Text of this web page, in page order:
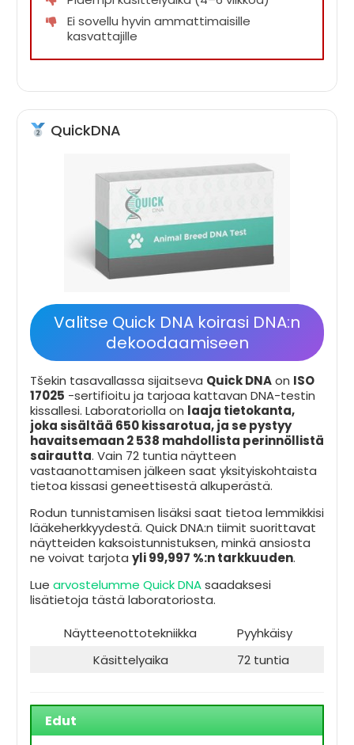
Ei sovellu hyvin ammattimaisille
kasvattajille
QuickDNA
Valitse Quick DNA koirasi DNA:n
dekoodaamiseen
Tšekin tasavallassa sijaitseva Quick DNAon ISO
17025 -sertifioitu ja tarjoaa kattavan DNA-testin
kissallesi. Laboratoriolla on laaja tietokanta,
joka sisältää 650 kissarotua, ja se pystyy
havaitsemaan 2 538 mahdollista perinnöllistä
sairautta. Vain 72 tuntia näytteen
vastaanottamisen jälkeen saat yksityiskohtaista
tietoa kissasi geneettisestä alkuperästä.
Rodun tunnistamisen lisäksi saat tietoa lemmikkisi
lääkeherkkyydestä. Quick DNA:n tiimit suorittavat
näytteiden kaksoistunnistuksen, minkä ansiosta
ne voivat tarjota yli 99,997 %:n tarkkuuden.
Lue arvostelumme Quick DNAsaadaksesi
lisätietoja tästä laboratoriosta.
Näytteenottotekniikka
Pyyhkäisy
Käsittelyaika
72 tuntia
Edut